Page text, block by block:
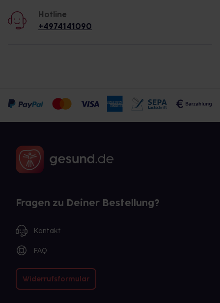
Hotline
+4974141090
Fragen zu Deiner Bestellung?
Kontakt
FAQ
Widerrufsformular